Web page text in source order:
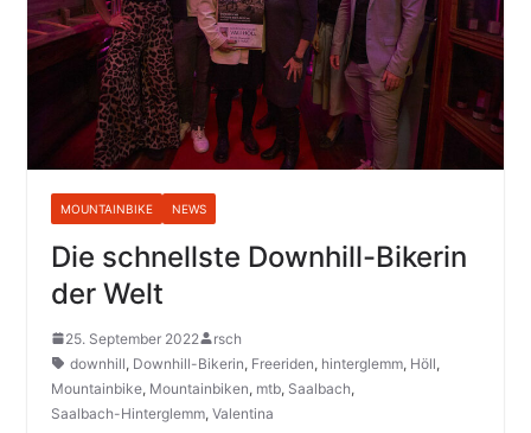
MOUNTAINBIKE NEWS
Die schnellste Downhill-Bikerin
der Welt
25. September 2022
rsch
downhill, Downhill-Bikerin, Freeriden, hinterglemm, Höll,
Mountainbike, Mountainbiken, mtb, Saalbach,
Saalbach-Hinterglemm, Valentina